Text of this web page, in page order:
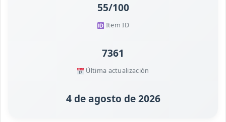
55/100
Item ID
7361
Última actualización
4 de agosto de 2026